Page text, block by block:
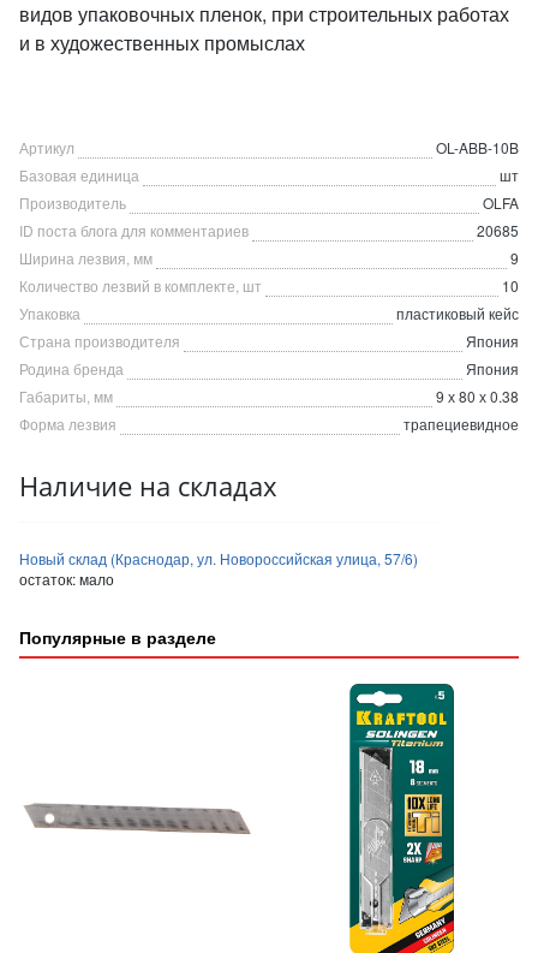
видов упаковочных пленок, при строительных работах
и в художественных промыслах
Артикул
OL-ABB-10B
Базовая единица
шт
Производитель
OLFA
ID поста блога для комментариев
20685
Ширина лезвия, мм
9
Количество лезвий в комплекте, шт
10
Упаковка
пластиковый кейс
Страна производителя
Япония
Родина бренда
Япония
Габариты, мм
9 х 80 х 0.38
Форма лезвия
трапециевидное
Наличие на складах
Новый склад (Краснодар, ул. Новороссийская улица, 57/6)
остаток:мало
Популярные в разделе